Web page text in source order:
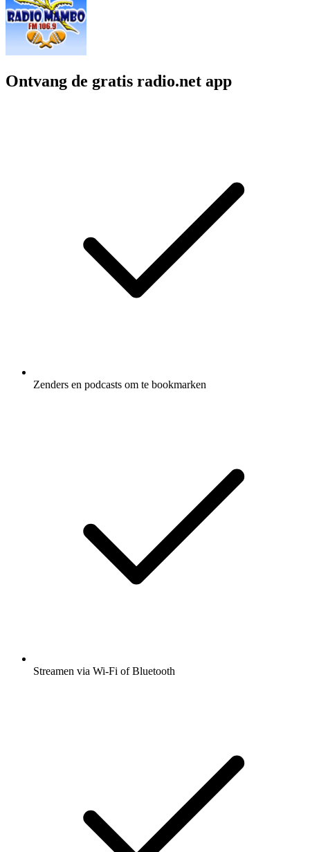
Ontvang de gratis radio.net app
Zenders en podcasts om te bookmarken
Streamen via Wi-Fi of Bluetooth